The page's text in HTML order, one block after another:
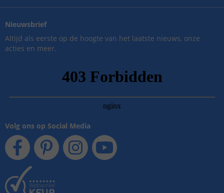
Nieuwsbrief
Altijd als eerste op de hoogte van het laatste nieuws, onze
acties en meer.
Volg ons op Social Media